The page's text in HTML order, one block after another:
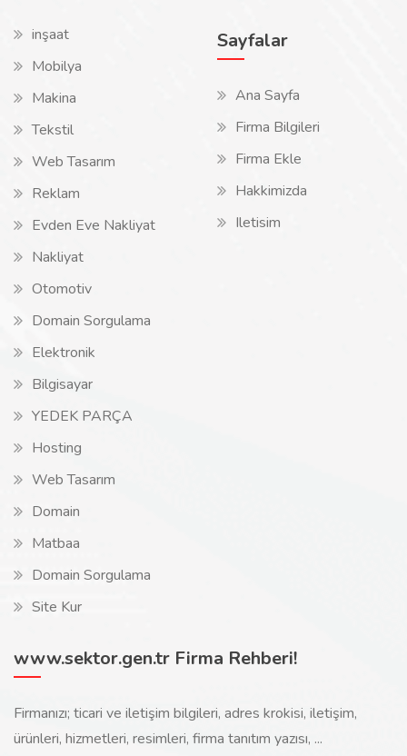
inşaat
Mobilya
Makina
Tekstil
Web Tasarım
Reklam
Evden Eve Nakliyat
Nakliyat
Otomotiv
Domain Sorgulama
Elektronik
Bilgisayar
YEDEK PARÇA
Hosting
Web Tasarım
Domain
Matbaa
Domain Sorgulama
Site Kur
Sayfalar
Ana Sayfa
Firma Bilgileri
Firma Ekle
Hakkimizda
Iletisim
www.sektor.gen.tr Firma Rehberi!
Firmanızı; ticari ve iletişim bilgileri, adres krokisi, iletişim,
ürünleri, hizmetleri, resimleri, firma tanıtım yazısı, ...